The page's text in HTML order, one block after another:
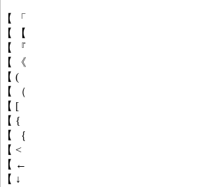
【 「
【 【
【 『
【 《
【 (
【 （
【 [
【 {
【 ｛
【 <
【 ←
【 ↓